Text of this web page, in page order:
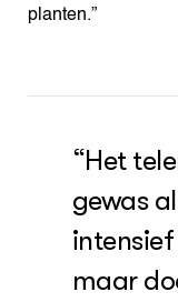
planten.”
“Het
gewas
maar